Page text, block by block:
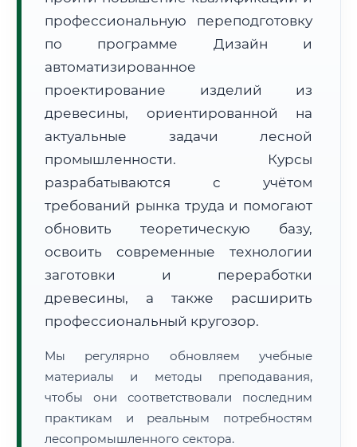
• Маршрут транзита:~3 077 км
• Экспресс-доставка СДЭК / Почтой:
4–6 рабочих дней
📜 Документы и аккредитация ФИС ФРДО
🔍Нажмите на документ для увеличения и просмотра
профессиональную переподготовку
по программе Дизайн и
автоматизированное
проектирование изделий из
древесины, ориентированной на
актуальные задачи лесной
промышленности. Курсы
разрабатываются с учётом
требований рынка труда и помогают
обновить теоретическую базу,
освоить современные технологии
заготовки и переработки
древесины, а также расширить
профессиональный кругозор.
Мы регулярно обновляем учебные
материалы и методы преподавания,
чтобы они соответствовали последним
практикам и реальным потребностям
лесопромышленного сектора.